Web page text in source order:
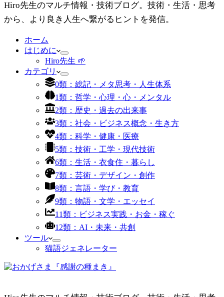
Hiro先生のマルチ情報・技術ブログ。技術・生活・思考
から、より良き人生へ繋がるヒントを発信。
ホーム
はじめに
Hiro先生 🌱
カテゴリ
0類：総記・メタ思考・人生体系
1類：哲学・心理・心・メンタル
2類：歴史・過去の出来事
3類：社会・ビジネス概念・生き方
4類：科学・健康・医療
5類：技術・工学・現代技術
6類：生活・衣食住・暮らし
7類：芸術・デザイン・創作
8類：言語・学び・教育
9類：物語・文学・エッセイ
11類：ビジネス実践・お金・稼ぐ
12類：AI・未来・共創
ツール
猫語ジェネレーター